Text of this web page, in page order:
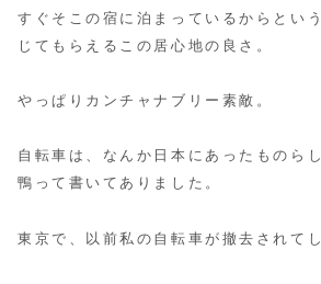
すぐそこの宿に泊まっているからとい
じてもらえるこの居心地の良さ。
やっぱりカンチャナブリー素敵。
自転車は、なんか日本にあったものら
鴨って書いてありました。
東京で、以前私の自転車が撤去されて